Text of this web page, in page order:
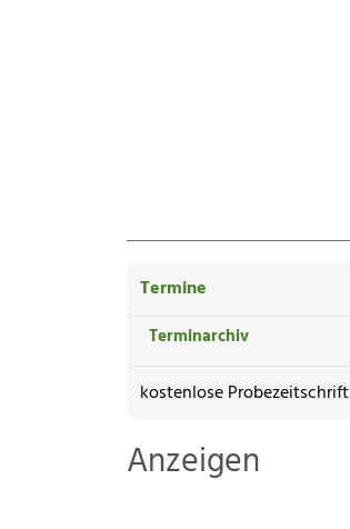
Termine
Terminarchiv
kostenlose Probezeitschrift
Anzeigen